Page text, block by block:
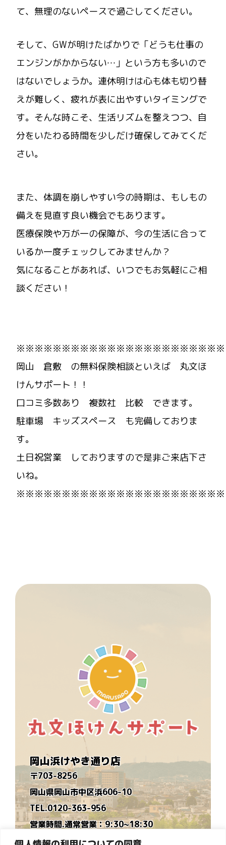
て、無理のないペースで過ごしてください。
そして、GWが明けたばかりで「どうも仕事の
エンジンがかからない…」という方も多いので
はないでしょうか。連休明けは心も体も切り替
えが難しく、疲れが表に出やすいタイミングで
す。そんな時こそ、生活リズムを整えつつ、自
分をいたわる時間を少しだけ確保してみてくだ
さい。
また、体調を崩しやすい今の時期は、もしもの
備えを見直す良い機会でもあります。
医療保険や万が一の保障が、今の生活に合って
いるか一度チェックしてみませんか？
気になることがあれば、いつでもお気軽にご相
談ください！
岡山 倉敷 の無料保険相談といえば 丸文ほ
けんサポート！！
口コミ多数あり 複数社 比較 できます。
駐車場 キッズスペース も完備しておりま
す。
土日祝営業 しておりますので是非ご来店下さ
いね。
岡山浜けやき通り店
〒703-8256
岡山県岡山市中区浜606-10
TEL.0120-363-956
営業時間.通常営業：9:30~18:30
時短営業：9:30~16:30